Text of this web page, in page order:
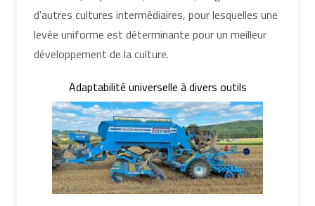
d'autres cultures intermédiaires, pour lesquelles une
levée uniforme est déterminante pour un meilleur
développement de la culture.
Adaptabilité universelle à divers outils